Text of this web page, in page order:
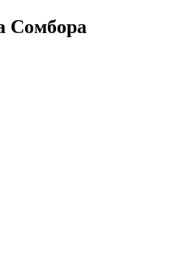
Сомбора